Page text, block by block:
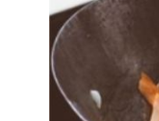
Rahasia
Hidangan
Yang
Bikin